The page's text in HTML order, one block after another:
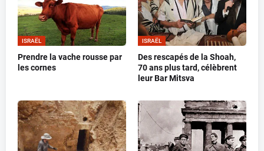
ISRAËL
Prendre la vache rousse par
les cornes
ISRAËL
Des rescapés de la Shoah,
70 ans plus tard, célèbrent
leur Bar Mitsva